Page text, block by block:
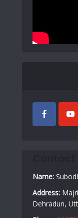
Name:
Address:
Dehradun,